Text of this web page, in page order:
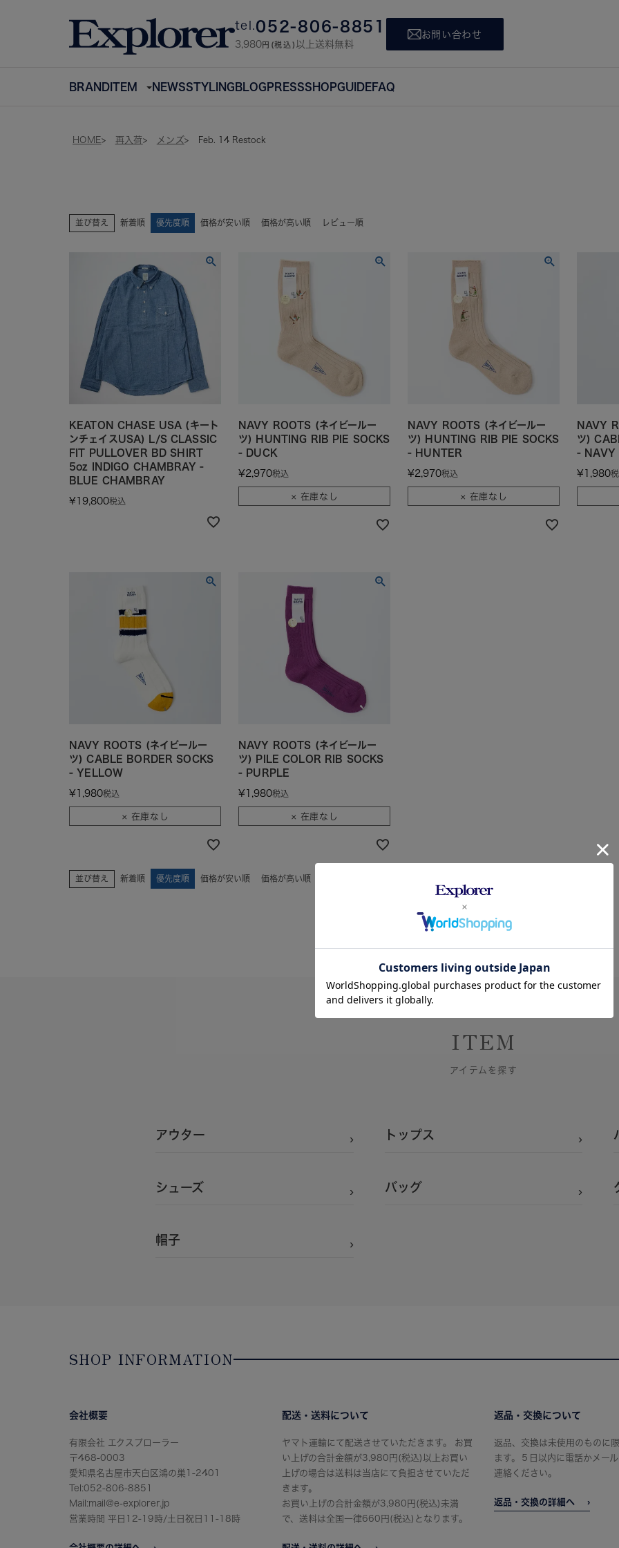
tel.052-806-8851
3,980円(税込) 以上送料無料
お問い合わせ
BRANDITEM NEWSSTYLINGBLOGPRESSSHOPGUIDEFAQ
HOME 再入荷 メンズ Feb. 14 Restock
並び替え 新着順 優先度順 価格が安い順 価格が高い順 レビュー順
KEATON CHASE USA (キート
ンチェイスUSA) L/S CLASSIC
FIT PULLOVER BD SHIRT
5oz INDIGO CHAMBRAY -
BLUE CHAMBRAY
¥19,800税込
NAVY ROOTS (ネイビールー
ツ) HUNTING RIB PIE SOCKS
- DUCK
¥2,970税込
× 在庫なし
NAVY ROOTS (ネイビールー
ツ) HUNTING RIB PIE SOCKS
- HUNTER
¥2,970税込
× 在庫なし
NAVY
ツ)
- NAVY
¥1,980
NAVY ROOTS (ネイビールー
ツ) CABLE BORDER SOCKS
- YELLOW
¥1,980税込
× 在庫なし
NAVY ROOTS (ネイビールー
ツ) PILE COLOR RIB SOCKS
- PURPLE
¥1,980税込
× 在庫なし
並び替え 新着順 優先度順 価格が安い順 価格が高い順
ITEM
アイテムを探す
アウター トップス
シューズ バッグ
帽子
SHOP INFORMATION
会社概要
有限会社 エクスプローラー
〒468-0003
愛知県名古屋市天白区鴻の巣1-2401
Tel:052-806-8851
Mail:mail@e-explorer.jp
営業時間 平日12-19時/土日祝日11-18時
配送・送料について
ヤマト運輸にて配送させていただきます。 お買
い上げの合計金額が3,980円(税込)以上お買い
上げの場合は送料は当店にて負担させていただ
きます。
お買い上げの合計金額が3,980円(税込)未満
で、送料は全国一律660円(税込)となります。
返品・交換について
返品、交換は未使用のものに
ます。５日以内に電話かメー
連絡ください。
返品・交換の詳細へ